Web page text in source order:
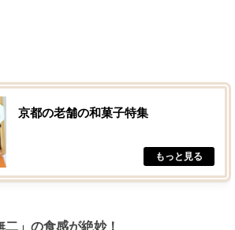
京都の老舗の和菓子特集
」の食感が絶妙！